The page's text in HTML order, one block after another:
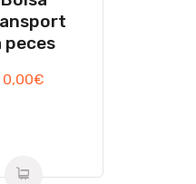
peces
0,00€